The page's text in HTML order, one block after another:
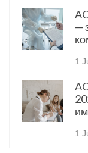
—
1
1